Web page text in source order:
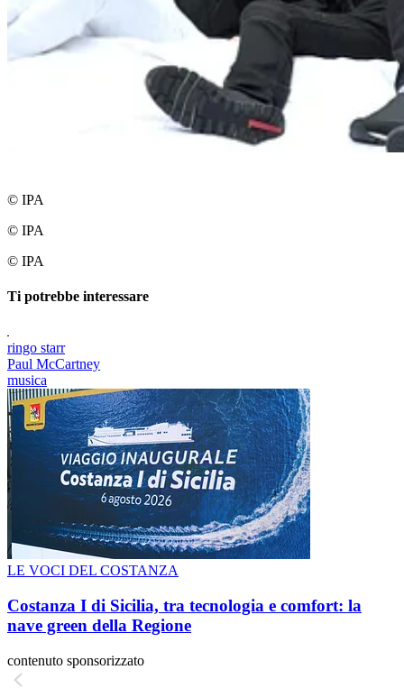
© IPA
© IPA
© IPA
Ti potrebbe interessare
ringo starr
Paul McCartney
musica
LE VOCI DEL COSTANZA
Costanza I di Sicilia, tra tecnologia e comfort: la
nave green della Regione
contenuto sponsorizzato